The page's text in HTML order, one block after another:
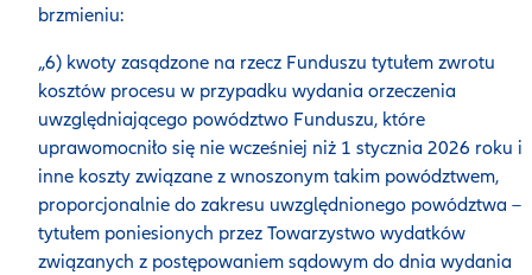
brzmieniu:
„6) kwoty zasądzone na rzecz Funduszu tytułem zwrotu
kosztów procesu w przypadku wydania orzeczenia
uwzględniającego powództwo Funduszu, które
uprawomocniło się nie wcześniej niż 1 stycznia 2026 roku i
inne koszty związane z wnoszonym takim powództwem,
proporcjonalnie do zakresu uwzględnionego powództwa –
tytułem poniesionych przez Towarzystwo wydatków
związanych z postępowaniem sądowym do dnia wydania